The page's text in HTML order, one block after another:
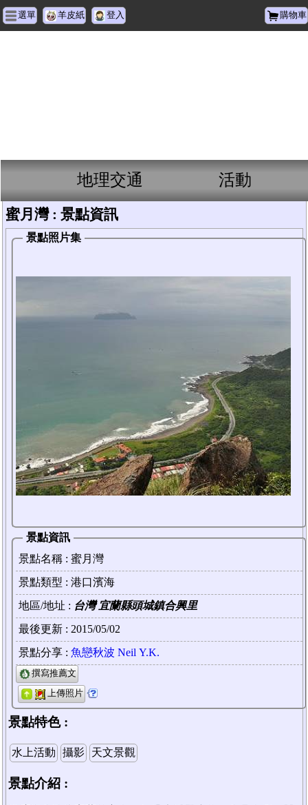
選單 羊皮紙 登入 購物車
地理交通 活動
蜜月灣 : 景點資訊
景點照片集
景點資訊
景點名稱 : 蜜月灣
景點類型 : 港口濱海
地區/地址 : 台灣 宜蘭縣頭城鎮合興里
最後更新 : 2015/05/02
景點分享 : 魚戀秋波 Neil Y.K.
撰寫推薦文
上傳照片
景點特色 :
水上活動 攝影 天文景觀
景點介紹 :